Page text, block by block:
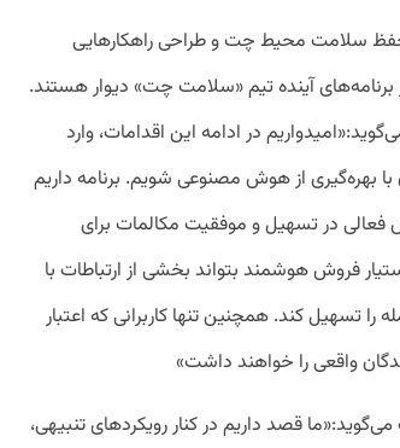
سلامت محیط چت و طراحی راهکارهایی
آینده تیم «سلامت چت» دیوار هستند.
در ادامه این اقدامات، وارد
با بهره‌گیری از هوش مصنوعی شویم. برنامه‌ داریم
در تسهیل و موفقیت مکالمات برای
فروش هوشمند بتواند بخشی از ارتباطات با
را تسهیل کند. همچنین تنها کاربرانی که اعتبار
واقعی را خواهند داشت»
قصد داریم در کنار رویکردهای تنبیهی،